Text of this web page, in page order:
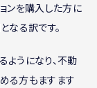
ンを購入した方に
なる訳です。
うになり、不動
る方もますます